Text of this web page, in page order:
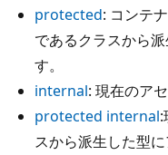
protected: コンテ
であるクラスから
す。
internal: 現在のア
protected internal:
スから派生した型に